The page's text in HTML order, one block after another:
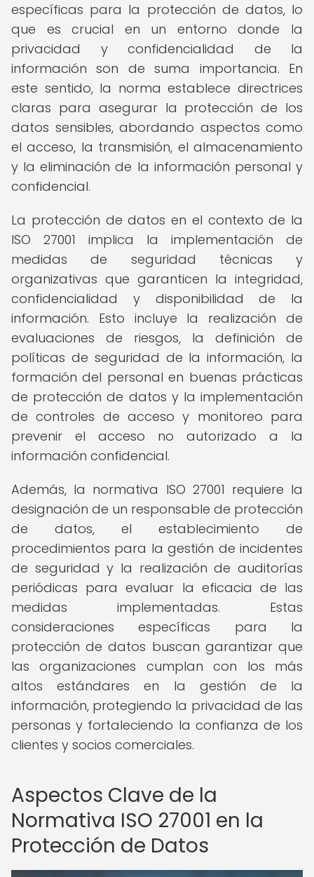
específicas para la protección de datos, lo
que es crucial en un entorno donde la
privacidad y confidencialidad de la
información son de suma importancia. En
este sentido, la norma establece directrices
claras para asegurar la protección de los
datos sensibles, abordando aspectos como
el acceso, la transmisión, el almacenamiento
y la eliminación de la información personal y
confidencial.
La protección de datos en el contexto de la
ISO 27001 implica la implementación de
medidas de seguridad técnicas y
organizativas que garanticen la integridad,
confidencialidad y disponibilidad de la
información. Esto incluye la realización de
evaluaciones de riesgos, la definición de
políticas de seguridad de la información, la
formación del personal en buenas prácticas
de protección de datos y la implementación
de controles de acceso y monitoreo para
prevenir el acceso no autorizado a la
información confidencial.
Además, la normativa ISO 27001 requiere la
designación de un responsable de protección
de datos, el establecimiento de
procedimientos para la gestión de incidentes
de seguridad y la realización de auditorías
periódicas para evaluar la eficacia de las
medidas implementadas. Estas
consideraciones específicas para la
protección de datos buscan garantizar que
las organizaciones cumplan con los más
altos estándares en la gestión de la
información, protegiendo la privacidad de las
personas y fortaleciendo la confianza de los
clientes y socios comerciales.
Aspectos Clave de la
Normativa ISO 27001 en la
Protección de Datos